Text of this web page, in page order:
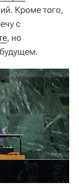
Кроме того,
с
, но